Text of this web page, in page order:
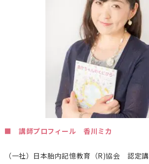
■ 講師プロフィール 香川ミカ
（一社）日本胎内記憶教育（R)協会 認定講